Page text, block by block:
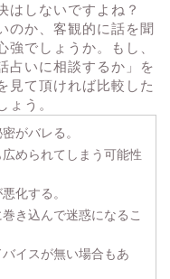
はしないですよね？
のか、客観的に話を聞
でしょうか。もし、
占いに相談するか」を
見て頂ければ比較した
ょう。
がバレる。
められてしまう可能性
化する。
巻き込んで迷惑になるこ
イスが無い場合もあ